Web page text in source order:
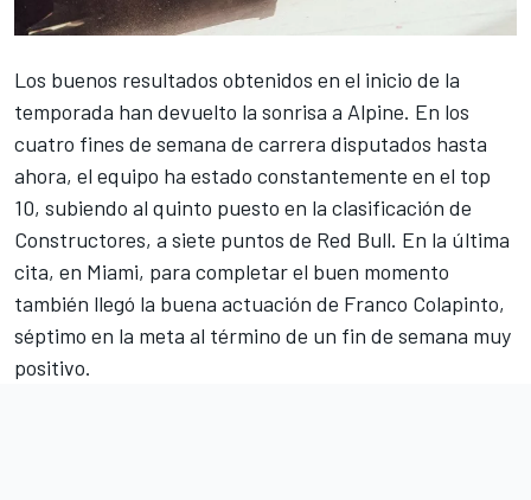
Los buenos resultados obtenidos en el inicio de la
temporada han devuelto la sonrisa a Alpine. En los
cuatro fines de semana de carrera disputados hasta
ahora, el equipo ha estado constantemente en el top
10, subiendo al quinto puesto en la clasificación de
Constructores, a siete puntos de Red Bull. En la última
cita, en Miami, para completar el buen momento
también llegó la buena actuación de Franco Colapinto,
séptimo en la meta al término de un fin de semana muy
positivo.